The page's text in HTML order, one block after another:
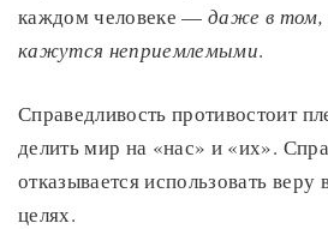
каждом человеке —даже в том,
кажутся неприемлемыми.
Справедливость противостоит
делить мир на «нас» и «их».
отказывается использовать веру
целях.